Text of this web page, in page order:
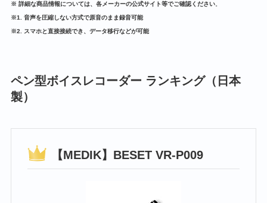
※ 詳細な商品情報については、各メーカーの公式サイト等でご確認ください。
※1. 音声を圧縮しない方式で原音のまま録音可能
※2. スマホと直接接続でき、データ移行などが可能
ペン型ボイスレコーダー ランキング（日本
製）
【MEDIK】BESET VR-P009